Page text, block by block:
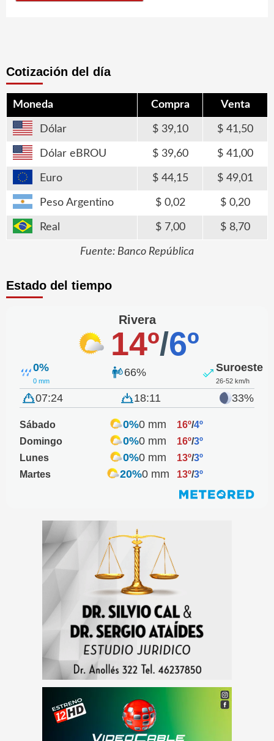
Cotización del día
Moneda Compra Venta
Dólar 39,10 41,50
Dólar eBROU 39,60 41,00
Euro 44,15 49,01
Peso Argentino 0,02 0,20
Real 7,00 8,70
Fuente: Banco República
Estado del tiempo
Rivera
14º/6º
0%
0 mm
66% Suroeste
26-52 km/h
07:24 18:11 33%
Sábado 0%0 mm 16º/4º
Domingo
0%0 mm 16º/3º
Lunes
0%0 mm 13º/3º
Martes
20%0 mm 13º/3º